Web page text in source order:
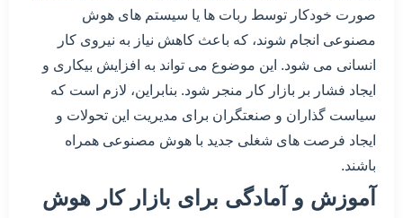
صورت خودکار توسط ربات ها یا سیستم های هوش
مصنوعی انجام شوند، که باعث کاهش نیاز به نیروی کار
انسانی می شود. این موضوع می تواند به افزایش بیکاری و
ایجاد فشار بر بازار کار منجر شود. بنابراین، لازم است که
سیاست گذاران و صنعتگران برای مدیریت این تحولات و
ایجاد فرصت های شغلی جدید با هوش مصنوعی همراه
باشند.
آموزش و آمادگی برای بازار کار هوش